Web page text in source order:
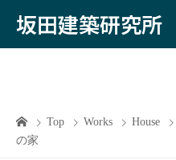
坂田建築研究所
Top Works House
の家